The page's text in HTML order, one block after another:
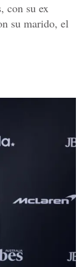
con su ex
su marido, el